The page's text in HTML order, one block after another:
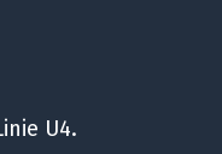
U4.